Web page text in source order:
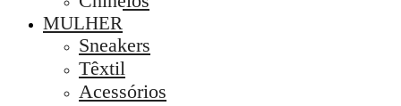
MULHER
Sneakers
Têxtil
Acessórios